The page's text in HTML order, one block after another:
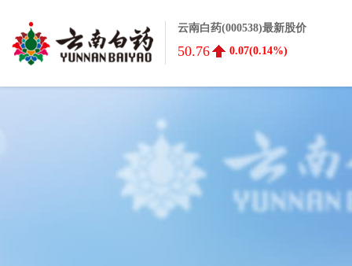
云南白药(000538)最新股价
50.76 0.07(0.14%)